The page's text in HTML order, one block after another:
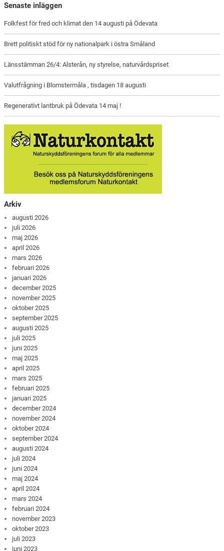
Senaste inläggen
Folkfest för fred och klimat den 14 augusti på Ödevata
Brett politiskt stöd för ny nationalpark i östra Småland
Länsstämman 26/4: Alsterån, ny styrelse, naturvårdspriset
Valutfrågning i Blomstermåla , tisdagen 18 augusti
Regenerativt lantbruk på Ödevata 14 maj !
Arkiv
augusti 2026
juli 2026
maj 2026
april 2026
mars 2026
februari 2026
januari 2026
december 2025
november 2025
oktober 2025
september 2025
augusti 2025
juli 2025
juni 2025
maj 2025
april 2025
mars 2025
februari 2025
januari 2025
december 2024
november 2024
oktober 2024
september 2024
augusti 2024
juli 2024
juni 2024
maj 2024
april 2024
mars 2024
februari 2024
november 2023
oktober 2023
juli 2023
juni 2023